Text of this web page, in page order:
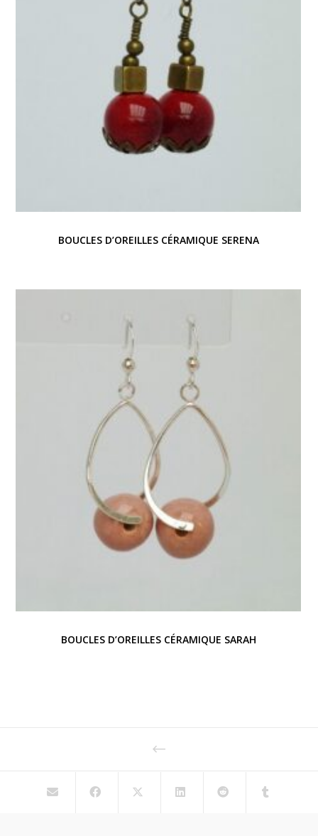
BOUCLES D’OREILLES CÉRAMIQUE SERENA
BOUCLES D’OREILLES CÉRAMIQUE SARAH